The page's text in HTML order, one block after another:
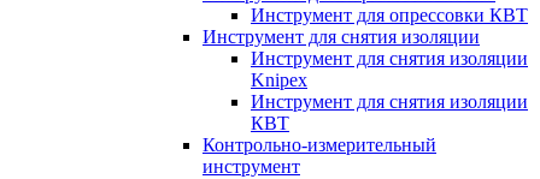
Инструмент для опрессовки КВТ
Инструмент для снятия изоляции
Инструмент для снятия изоляции
Knipex
Инструмент для снятия изоляции
КВТ
Контрольно-измерительный
инструмент